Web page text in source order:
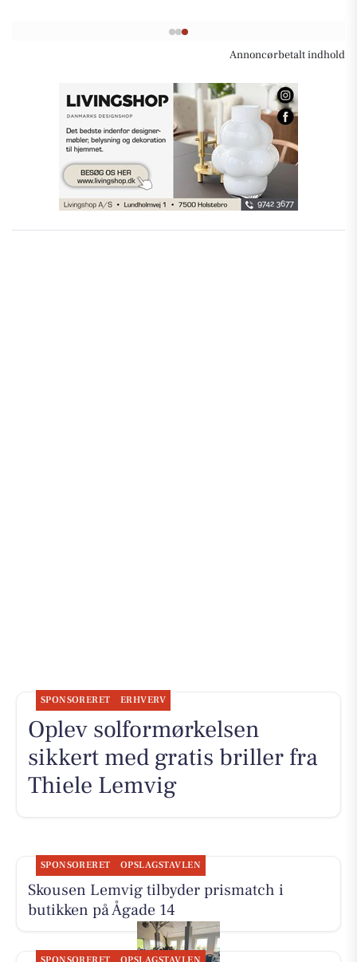
Annoncørbetalt indhold
SPONSORERET ERHVERV
Oplev solformørkelsen
sikkert med gratis briller fra
Thiele Lemvig
SPONSORERET OPSLAGSTAVLEN
Skousen Lemvig tilbyder prismatch i
butikken på Ågade 14